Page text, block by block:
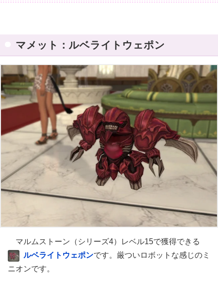
マメット：ルベライトウェポン
マルムストーン（シリーズ4）レベル15で獲得できる
ルベライトウェポンです。厳ついロボットな感じのミ
ニオンです。